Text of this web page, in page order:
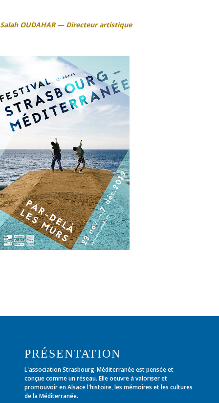
Salah OUDAHAR — Directeur artistique
PRÉSENTATION
L'association Strasbourg-Méditerranée est pensée et
conçue comme un réseau. Elle oeuvre à valoriser et
promouvoir en Alsace l'histoire, les mémoires et les cultures
de la Méditerranée.